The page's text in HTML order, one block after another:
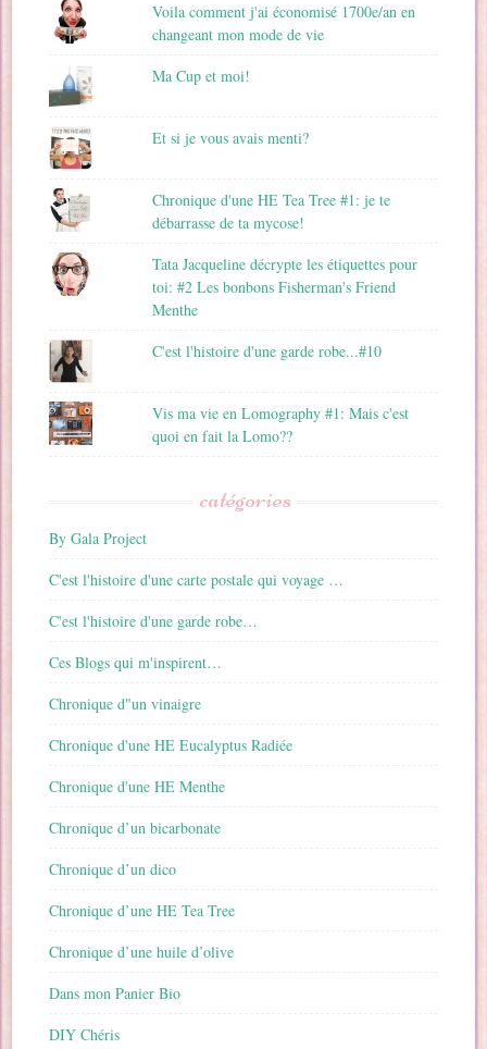
Voila comment j'ai économisé 1700e/an en
changeant mon mode de vie
Ma Cup et moi!
Et si je vous avais menti?
Chronique d'une HE Tea Tree #1: je te
débarrasse de ta mycose!
Tata Jacqueline décrypte les étiquettes pour
toi: #2 Les bonbons Fisherman's Friend
Menthe
C'est l'histoire d'une garde robe...#10
Vis ma vie en Lomography #1: Mais c'est
quoi en fait la Lomo??
catégories
By Gala Project
C'est l'histoire d'une carte postale qui voyage …
C'est l'histoire d'une garde robe…
Ces Blogs qui m'inspirent…
Chronique d"un vinaigre
Chronique d'une HE Eucalyptus Radiée
Chronique d'une HE Menthe
Chronique d’un bicarbonate
Chronique d’un dico
Chronique d’une HE Tea Tree
Chronique d’une huile d’olive
Dans mon Panier Bio
DIY Chéris